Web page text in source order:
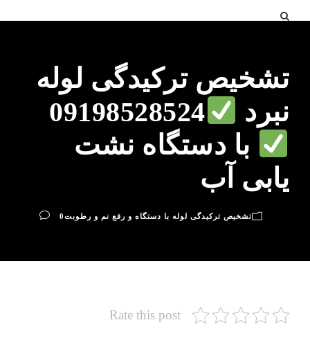
تشخیص ترکیدگی لوله
نبرد
09198528524
با دستگاه نشت
یابی آب
تشخیص ترکیدگی لوله با دستگاه و رفع نم و رطوبت0
Rate this post